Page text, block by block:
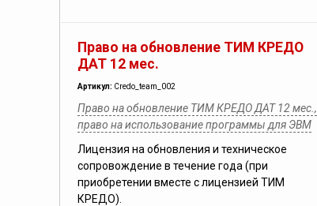
Право на обновление ТИМ КРЕДО
ДАТ 12 мес.
Артикул: Credo_team_002
Право на обновление ТИМ КРЕДО ДАТ 12 мес.,
право на использование программы для ЭВМ
Лицензия на обновления и техническое
сопровождение в течение года (при
приобретении вместе с лицензией ТИМ
КРЕДО).